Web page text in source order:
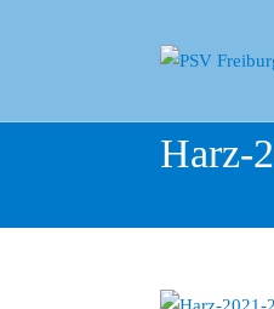
Harz-